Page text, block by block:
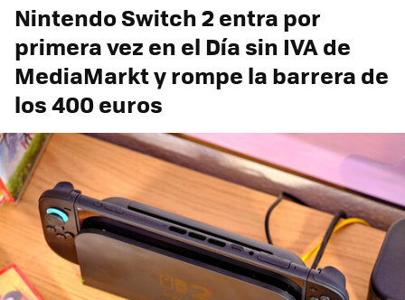
Nintendo Switch 2 entra por
primera vez en el Día sin IVA de
MediaMarkt y rompe la barrera de
los 400 euros